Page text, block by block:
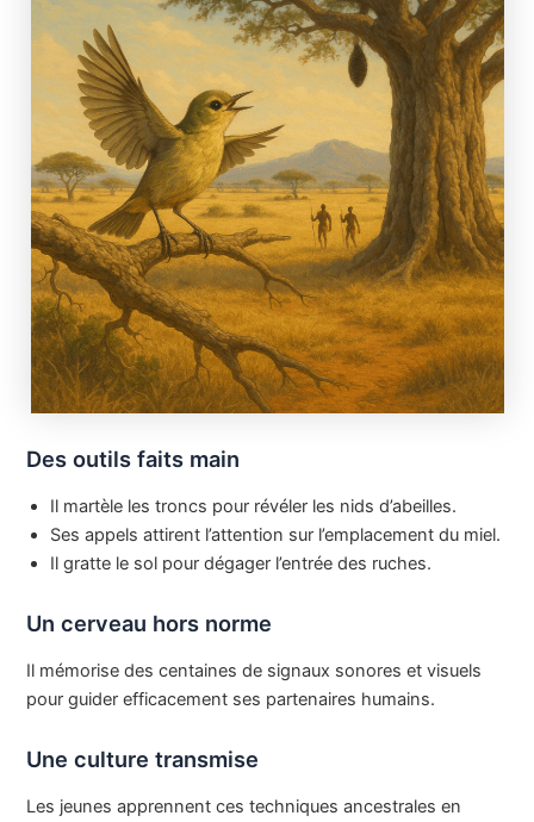
Des outils faits main
Il martèle les troncs pour révéler les nids d’abeilles.
Ses appels attirent l’attention sur l’emplacement du miel.
Il gratte le sol pour dégager l’entrée des ruches.
Un cerveau hors norme
Il mémorise des centaines de signaux sonores et visuels
pour guider efficacement ses partenaires humains.
Une culture transmise
Les jeunes apprennent ces techniques ancestrales en